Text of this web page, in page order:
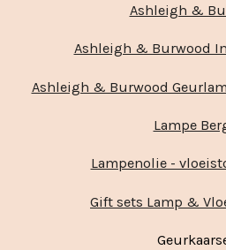
Ashleigh &
Ashleigh & Burwood
Ashleigh & Burwood
Lampe
Lampenolie -
Gift sets Lamp &